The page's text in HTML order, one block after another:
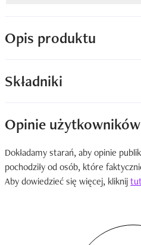
Opis produktu
Składniki
Opinie użytkowników
Dokładamy starań, aby opinie
pochodziły od osób, które
Aby dowiedzieć się więcej, kliknij